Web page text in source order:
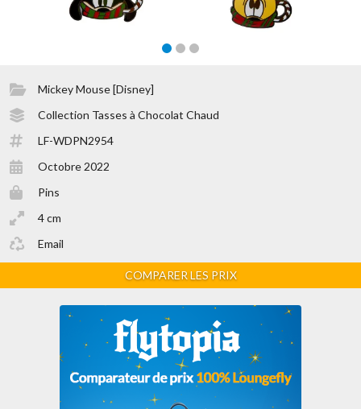
Mickey Mouse [Disney]
Collection Tasses à Chocolat Chaud
LF-WDPN2954
Octobre 2022
Pins
4 cm
Email
COMPARER LES PRIX